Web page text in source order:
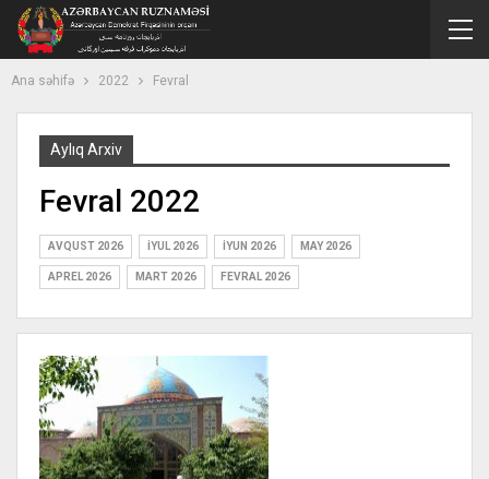
Ana səhifə 2022 Fevral
Aylıq Arxiv
Fevral 2022
AVQUST 2026 İYUL 2026 İYUN 2026 MAY 2026
APREL 2026 MART 2026 FEVRAL 2026